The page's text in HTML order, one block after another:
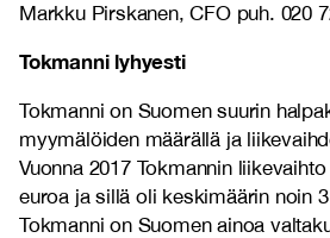
Markku Pirskanen, CFO puh. 020
Tokmanni lyhyesti
Tokmanni on Suomen suurin
myymälöiden määrällä ja
Vuonna 2017 Tokmannin
euroa ja sillä oli keskimäärin noin
Tokmanni on Suomen ainoa